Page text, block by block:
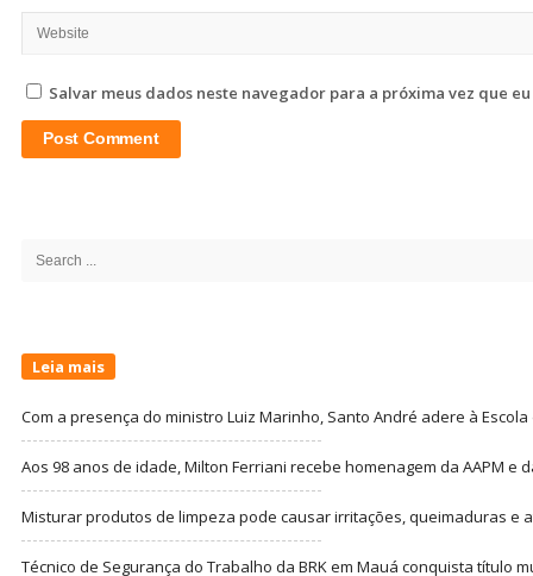
Salvar meus dados neste navegador para a próxima vez que
Search
Leia mais
Com a presença do ministro Luiz Marinho, Santo André adere à
Aos 98 anos de idade, Milton Ferriani recebe homenagem da AAPM e
Misturar produtos de limpeza pode causar irritações, queimaduras e
Técnico de Segurança do Trabalho da BRK em Mauá conquista título